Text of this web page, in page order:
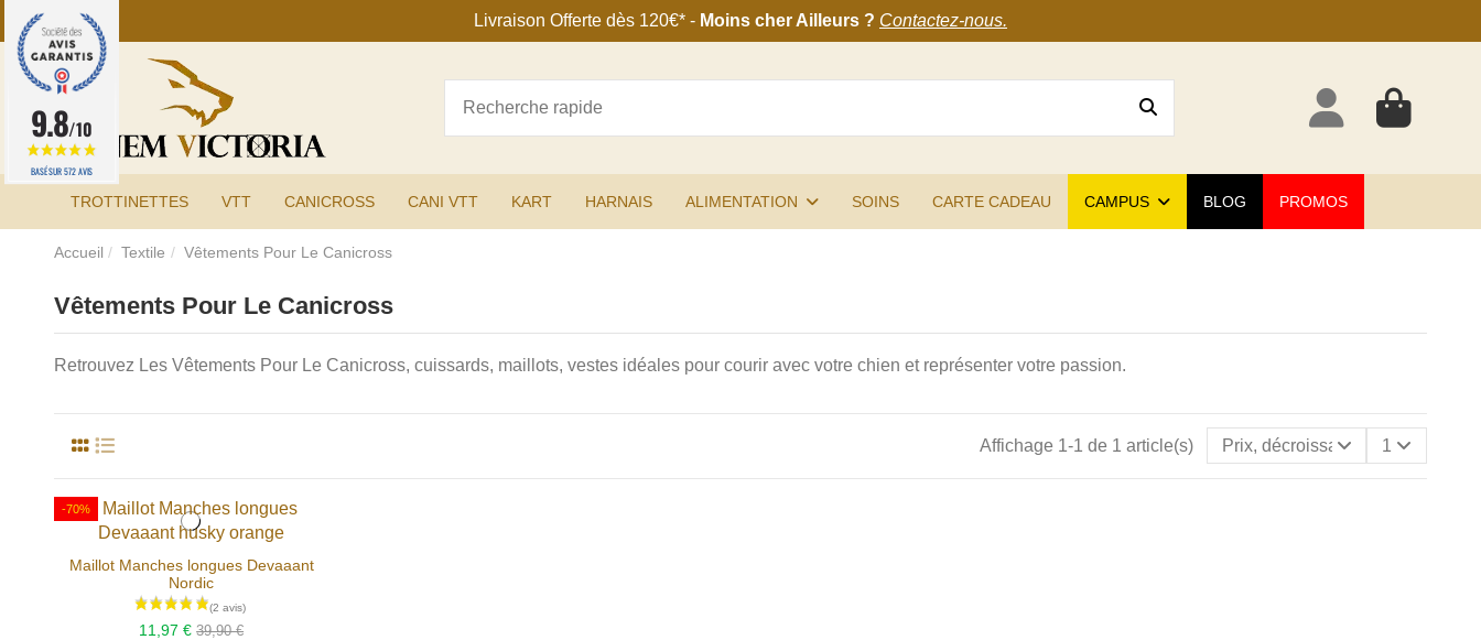
Livraison Offerte dès 120€* - Moins cher Ailleurs ? Contactez-nous.
TROTTINETTES VTT CANICROSS CANI VTT KART HARNAIS ALIMENTATION SOINS CARTE CADEAU CAMPUS BLOG PROMOS
Accueil Textile Vêtements Pour Le Canicross
Vêtements Pour Le Canicross
Retrouvez Les Vêtements Pour Le Canicross, cuissards, maillots, vestes idéales pour courir avec votre chien et représenter votre passion.
Affichage 1-1 de 1 article(s) Prix, décroissant 1
-70%
Maillot Manches longues Devaaant
Nordic
11,97 €39,90 €
9.8/10
BASÉ SUR 572 AVIS